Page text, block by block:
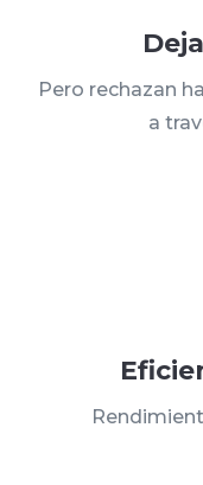
Pero rechazan
a